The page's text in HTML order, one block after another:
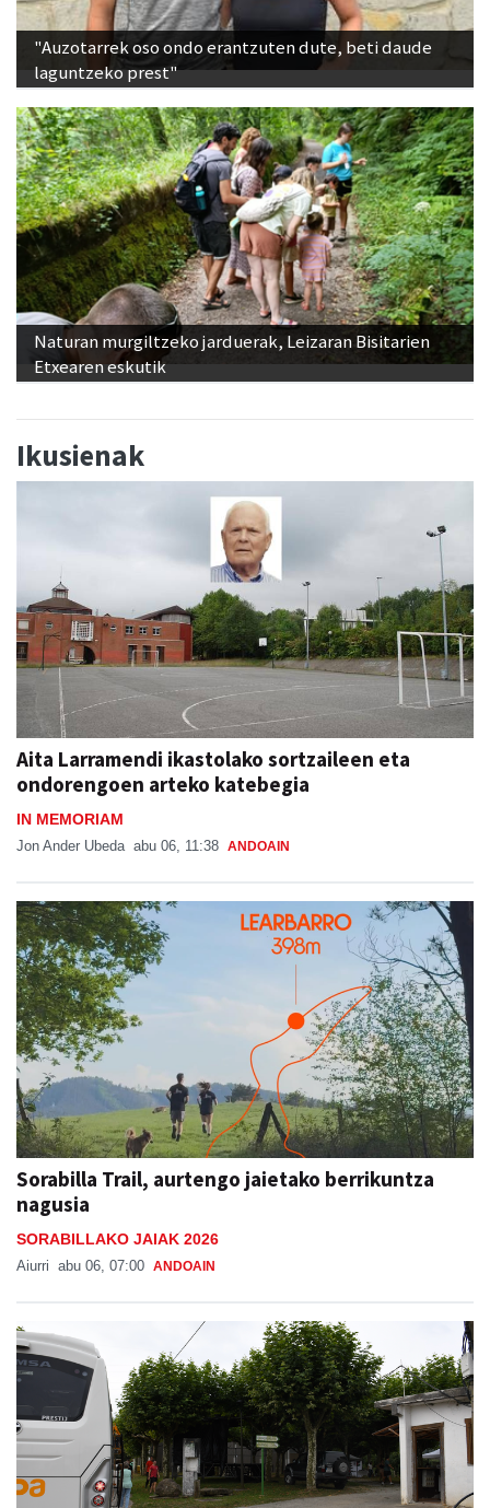
"Auzotarrek oso ondo erantzuten dute, beti daude
laguntzeko prest"
Naturan murgiltzeko jarduerak, Leizaran Bisitarien
Etxearen eskutik
Ikusienak
Aita Larramendi ikastolako sortzaileen eta
ondorengoen arteko katebegia
IN MEMORIAM
Jon Ander Ubeda abu 06, 11:38 ANDOAIN
Sorabilla Trail, aurtengo jaietako berrikuntza
nagusia
SORABILLAKO JAIAK 2026
Aiurri abu 06, 07:00 ANDOAIN